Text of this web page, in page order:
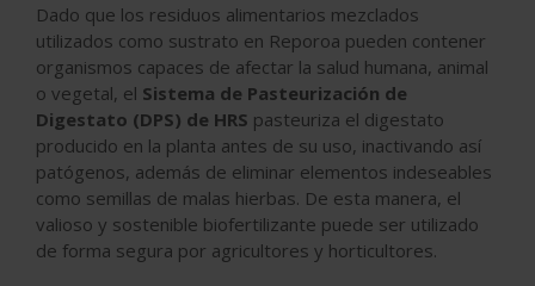
Dado que los residuos alimentarios mezclados
utilizados como sustrato en Reporoa pueden contener
organismos capaces de afectar la salud humana, animal
o vegetal, el Sistema de Pasteurización de
Digestato (DPS) de HRS pasteuriza el digestato
producido en la planta antes de su uso, inactivando así
patógenos, además de eliminar elementos indeseables
como semillas de malas hierbas. De esta manera, el
valioso y sostenible biofertilizante puede ser utilizado
de forma segura por agricultores y horticultores.